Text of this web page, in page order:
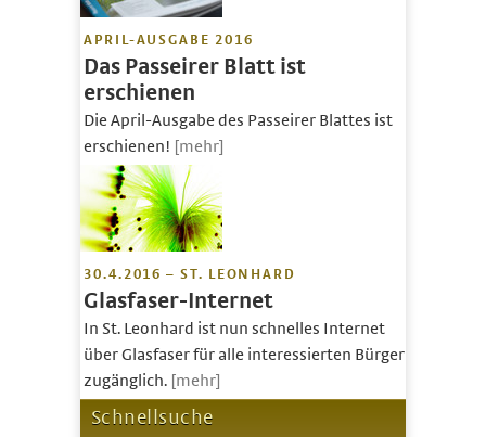
APRIL-AUSGABE 2016
Das Passeirer Blatt ist
erschienen
Die April-Ausgabe des Passeirer Blattes ist
erschienen! [mehr]
30.4.2016 – ST. LEONHARD
Glasfaser-Internet
In St. Leonhard ist nun schnelles Internet
über Glasfaser für alle interessierten Bürger
zugänglich. [mehr]
Schnellsuche